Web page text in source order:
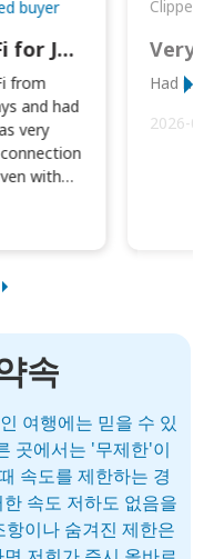
buyer
Great Pocket WiFi for Japan Travel
from
and had
very
with
Very
Had
2026-
속
여행에는 믿을 수 있
곳에서는 '무제한'이
속도를 제한하는 경
속도 저하도 없음을
이나 숨겨진 제한은